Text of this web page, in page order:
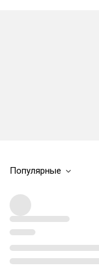
Популярные